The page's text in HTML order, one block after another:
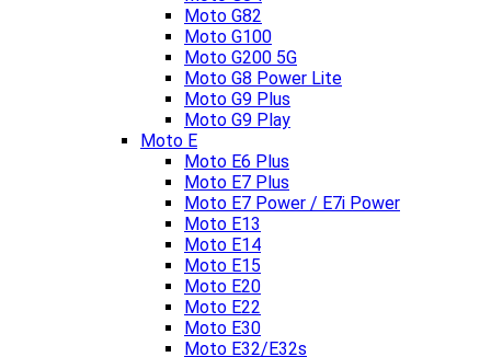
Moto G82
Moto G100
Moto G200 5G
Moto G8 Power Lite
Moto G9 Plus
Moto G9 Play
Moto E
Moto E6 Plus
Moto E7 Plus
Moto E7 Power / E7i Power
Moto E13
Moto E14
Moto E15
Moto E20
Moto E22
Moto E30
Moto E32/E32s